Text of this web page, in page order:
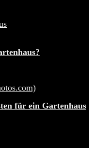
für ein Gartenhaus